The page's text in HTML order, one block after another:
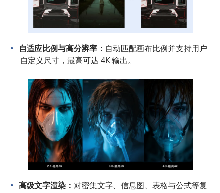
自适应比例与高分辨率： 自动匹配画布比例并支持用户
自定义尺寸，最高可达 4K 输出。
高级文字渲染： 对密集文字、信息图、表格与公式等复